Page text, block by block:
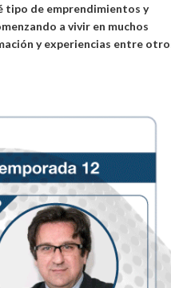
tipo de emprendimientos y
a vivir en muchos
y experiencias entre